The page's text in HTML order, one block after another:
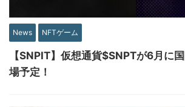
News NFTゲーム
【SNPIT】仮想通貨$SNPTが6月に
場予定！